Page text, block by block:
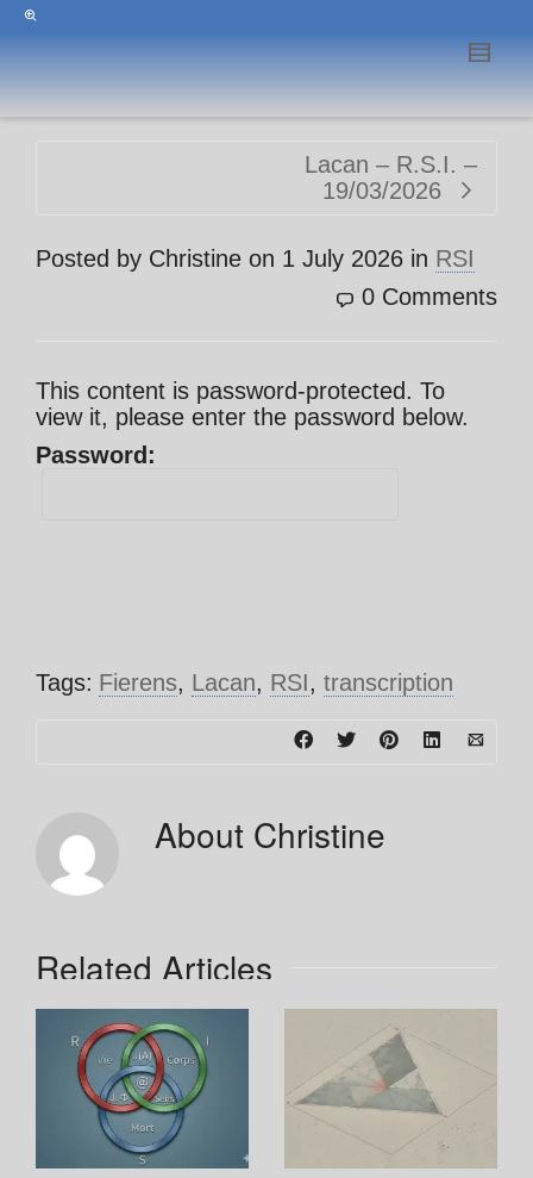
Lacan – R.S.I. –
19/03/2026
Posted by Christine on 1 July 2026 in RSI
0 Comments
This content is password-protected. To
view it, please enter the password below.
Password:
Tags: Fierens, Lacan, RSI, transcription
About Christine
Related Articles